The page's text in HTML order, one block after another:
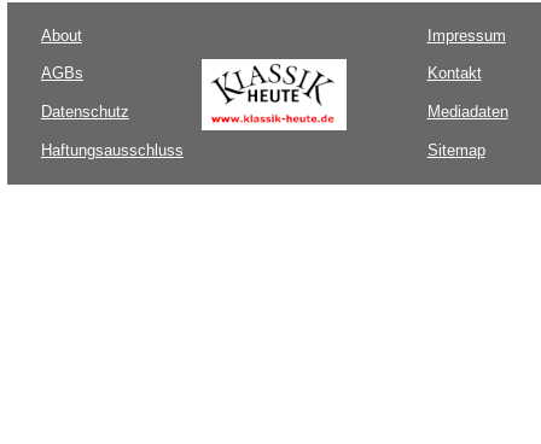
About
AGBs
Datenschutz
Haftungsausschluss
Impressum
Kontakt
Mediadaten
Sitemap